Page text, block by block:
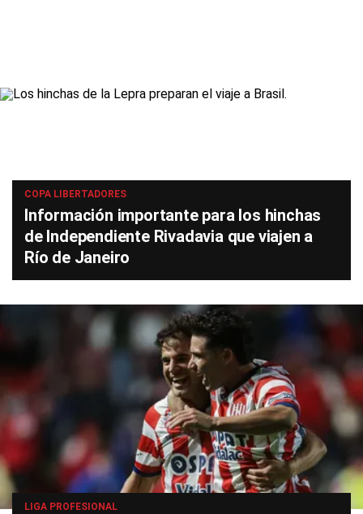
COPA LIBERTADORES
Información importante para los hinchas
de Independiente Rivadavia que viajen a
Río de Janeiro
LIGA PROFESIONAL